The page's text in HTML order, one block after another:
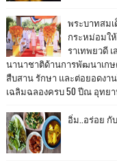
พระบาทสม
กระหม่อมใ
ราเทพยวดี
นานาชาติด้านการพัฒนาเก
สืบสาน รักษา และต่อยอดงา
เฉลิมฉลองครบ 50 ปีณ อุทย
อิ่ม..อร่อย กั